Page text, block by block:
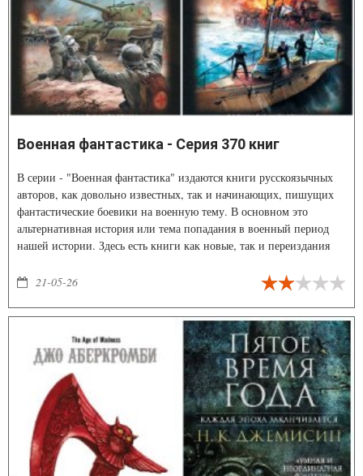
Военная фантастика - Серия 370 книг
В серии - "Военная фантастика" издаются книги русскоязычных
авторов, как довольно известных, так и начинающих, пишущих
фантастические боевики на военную тему. В основном это
альтернативная история или тема попадания в военный период
нашей истории. Здесь есть книги как новые, так и переиздания
21-05-26